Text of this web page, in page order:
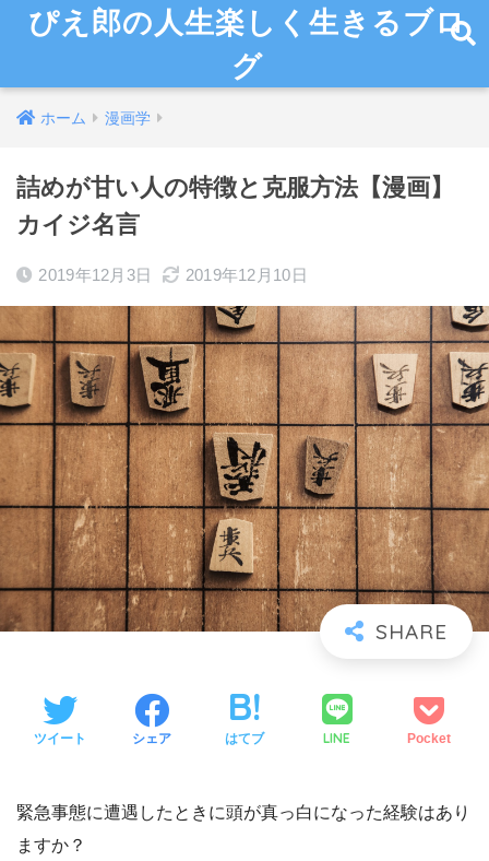
ぴえ郎の人生楽しく生きるブロ
グ
ホーム 漫画学
詰めが甘い人の特徴と克服方法【漫画】
カイジ名言
2019年12月3日 2019年12月10日
ツイート シェア はてブ LINE Pocket
緊急事態に遭遇したときに頭が真っ白になった経験はあり
ますか？